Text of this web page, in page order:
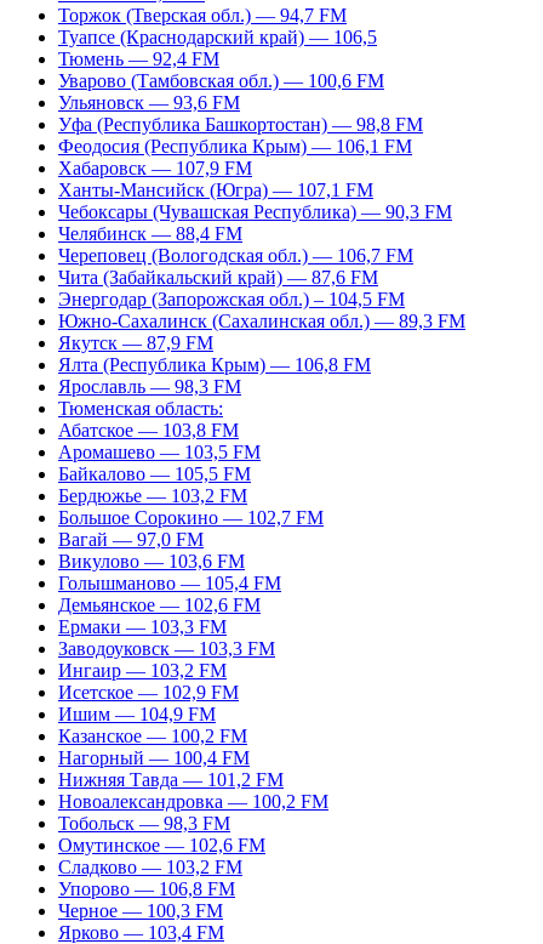
Торжок (Тверская обл.) — 94,7 FM
Туапсе (Краснодарский край) — 106,5
Тюмень — 92,4 FM
Уварово (Тамбовская обл.) — 100,6 FM
Ульяновск — 93,6 FM
Уфа (Республика Башкортостан) — 98,8 FM
Феодосия (Республика Крым) — 106,1 FM
Хабаровск — 107,9 FM
Ханты-Мансийск (Югра) — 107,1 FM
Чебоксары (Чувашская Республика) — 90,3 FM
Челябинск — 88,4 FM
Череповец (Вологодская обл.) — 106,7 FM
Чита (Забайкальский край) — 87,6 FM
Энергодар (Запорожская обл.) – 104,5 FM
Южно-Сахалинск (Сахалинская обл.) — 89,3 FM
Якутск — 87,9 FM
Ялта (Республика Крым) — 106,8 FM
Ярославль — 98,3 FM
Тюменская область:
Абатское — 103,8 FM
Аромашево — 103,5 FM
Байкалово — 105,5 FM
Бердюжье — 103,2 FM
Большое Сорокино — 102,7 FM
Вагай — 97,0 FM
Викулово — 103,6 FM
Голышманово — 105,4 FM
Демьянское — 102,6 FM
Ермаки — 103,3 FM
Заводоуковск — 103,3 FM
Ингаир — 103,2 FM
Исетское — 102,9 FM
Ишим — 104,9 FM
Казанское — 100,2 FM
Нагорный — 100,4 FM
Нижняя Тавда — 101,2 FM
Новоалександровка — 100,2 FM
Тобольск — 98,3 FM
Омутинское — 102,6 FM
Сладково — 103,2 FM
Упорово — 106,8 FM
Черное — 100,3 FM
Ярково — 103,4 FM